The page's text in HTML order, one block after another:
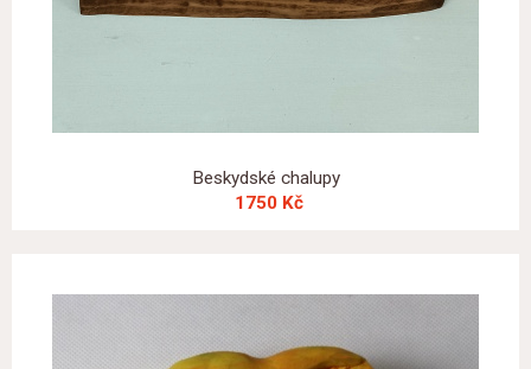
Beskydské chalupy
1750 Kč